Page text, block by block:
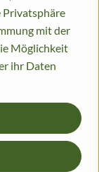
und gesunde
Abo,
kannst du
nachhaltig und
Privatsphäre
mit der
Möglichkeit
ihr Daten